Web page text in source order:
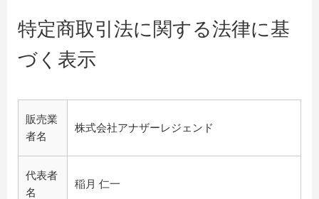
特定商取引法に関する法律に基
づく表示
販売業
者名
株式会社アナザーレジェンド
代表者
名
稲月 仁一